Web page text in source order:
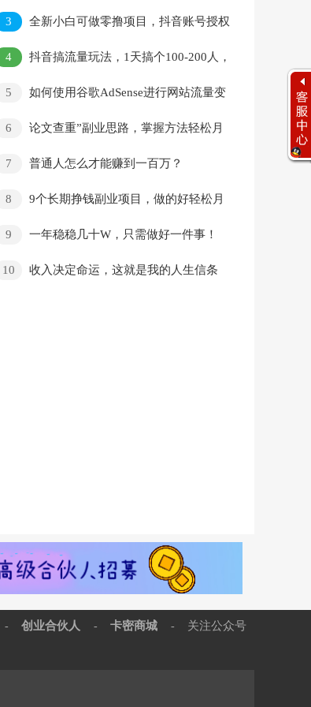
3
全新小白可做零撸项目，抖音账号授权
托管收益，邀请好友日赚300+
4
抖音搞流量玩法，1天搞个100-200人，
5
如何使用谷歌AdSense进行网站流量变
6
论文查重”副业思路，掌握方法轻松月
7
普通人怎么才能赚到一百万？
8
9个长期挣钱副业项目，做的好轻松月
9
一年稳稳几十W，只需做好一件事！
10 收入决定命运，这就是我的人生信条
- 创业合伙人 - 卡密商城 - 关注公众号